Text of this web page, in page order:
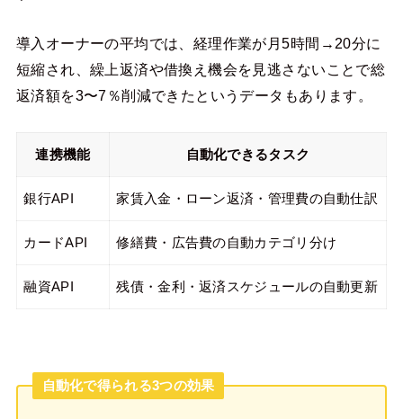
導入オーナーの平均では、経理作業が月5時間→20分に
短縮され、繰上返済や借換え機会を見逃さないことで総
返済額を3〜7％削減できたというデータもあります。
連携機能 自動化できるタスク
銀行API 家賃入金・ローン返済・管理費の自動仕訳
カードAPI 修繕費・広告費の自動カテゴリ分け
融資API 残債・金利・返済スケジュールの自動更新
自動化で得られる3つの効果